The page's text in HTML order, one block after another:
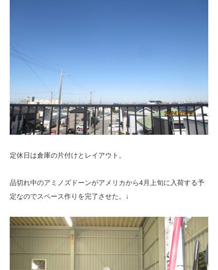
定休日は倉庫の片付けとレイアウト。
品切れ中のアミノズドーンがアメリカから4月上旬に入荷する予
定なのでスペース作りを完了させた。↓